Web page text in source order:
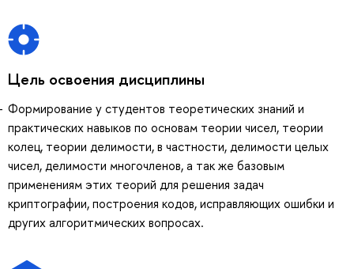
Цель освоения дисциплины
Формирование у студентов теоретических знаний и
практических навыков по основам теории чисел, теории
колец, теории делимости, в частности, делимости целых
чисел, делимости многочленов, а так же базовым
применениям этих теорий для решения задач
криптографии, построения кодов, исправляющих ошибки и
других алгоритмических вопросах.